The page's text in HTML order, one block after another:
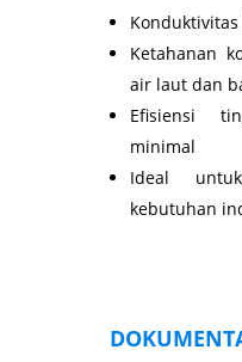
Ketahanan
air laut dan
Efisiensi
minimal
Ideal
kebutuhan